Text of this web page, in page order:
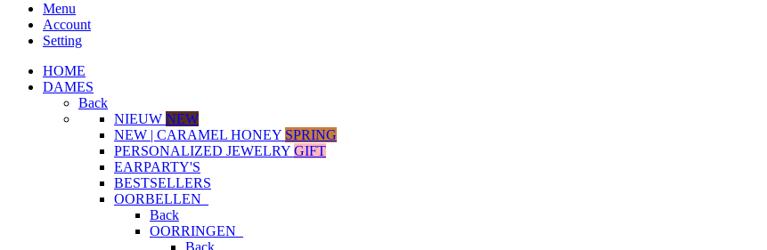
Menu
Account
Setting
HOME
DAMES
Back
NIEUW NEW
NEW | CARAMEL HONEY SPRING
PERSONALIZED JEWELRY GIFT
EARPARTY'S
BESTSELLERS
OORBELLEN
Back
OORRINGEN
Back